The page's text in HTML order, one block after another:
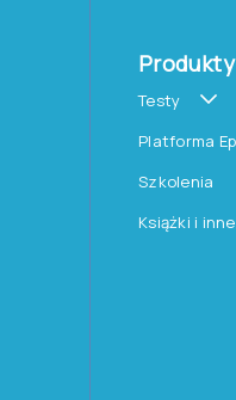
Produkty
Testy
Platforma
Szkolenia
Książki i